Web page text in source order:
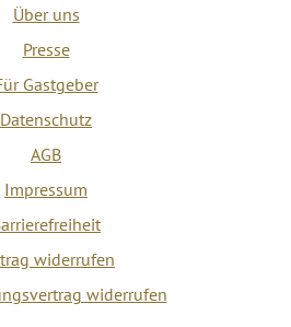
Über uns
Presse
Gastgeber
Datenschutz
AGB
Impressum
widerrufen
widerrufen